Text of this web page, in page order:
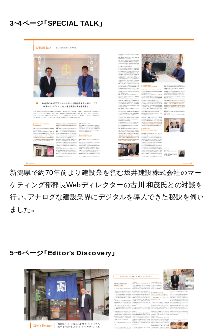
3~4ページ「SPECIAL TALK」
新潟県で約70年前より建設業を営む坂井建設株式会社のマー
ケティング部部長Webディレクターの古川 和茂氏との対談を
行い、アナログな建設業界にデジタルを導入できた秘訣を伺い
ました。
5~6ページ「Editor's Discovery」